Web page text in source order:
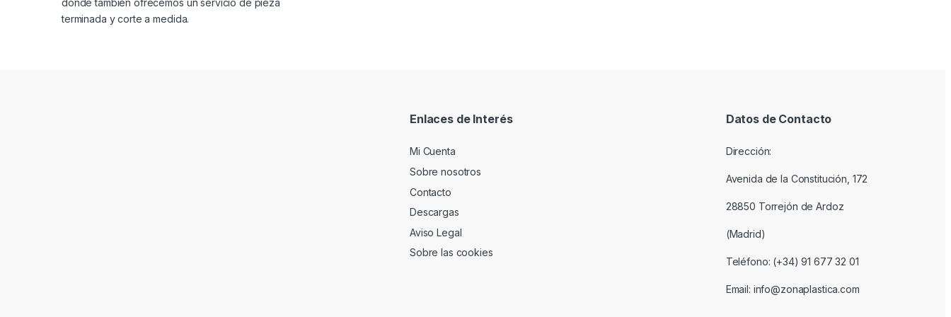
terminada y corte a medida.
Enlaces de Interés
Mi Cuenta
Sobre nosotros
Contacto
Descargas
Aviso Legal
Sobre las cookies
Datos de Contacto
Dirección:
Avenida de la Constitución, 172
28850 Torrejón de Ardoz
(Madrid)
Teléfono: (+34) 91 677 32 01
Email: info@zonaplastica.com